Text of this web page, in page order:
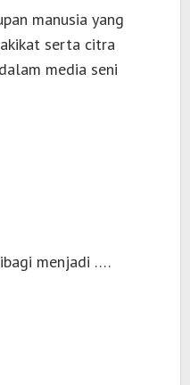
manusia yang
serta citra
media seni
menjadi ….